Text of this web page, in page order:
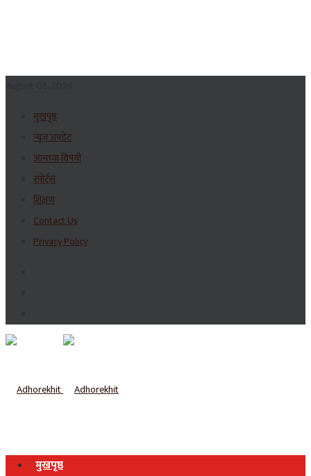
मुखपृष्ठ
न्यूज अपडेट
आमच्या विषयी
स्पोर्ट्स
शिक्षण
Contact Us
Privacy Policy
मुखपृष्ठ